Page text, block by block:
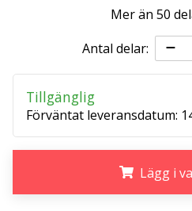
det…
25. 11. 2024
•
Mer än 50
Antal delar:
Tillgänglig
Förväntat leveransdatum:
Lägg i